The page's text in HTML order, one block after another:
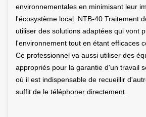
environnementales en minimisant leur
l'écosystème local. NTB-40 Traitement
utiliser des solutions adaptées qui vont
l'environnement tout en étant efficaces
Ce professionnel va aussi utiliser des
appropriés pour la garantie d'un travail
où il est indispensable de recueillir
suffit de le téléphoner directement.